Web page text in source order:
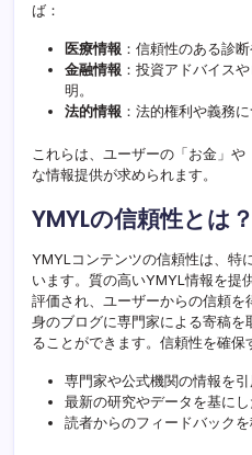
ば：
医療情報 ：信頼性のある診
金融情報 ：投資アドバイス
明。
法的情報 ：法的権利や義務
これらは、ユーザーの「お金」
な情報提供が求められます。
YMYLの信頼性とは？
YMYLコンテンツの信頼性は、特
います。質の高いYMYL情報を提
評価され、ユーザーからの信頼を
身のブログに専門家による寄稿
ることができます。信頼性を確保
専門家や公式機関の情報を引
最新の研究やデータを基にし
読者からのフィードバックを